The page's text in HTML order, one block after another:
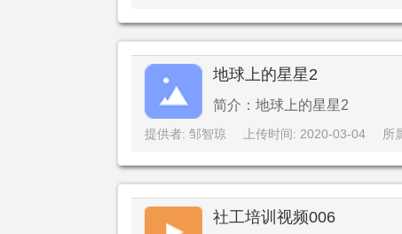
地球上的星星2
简介：地球上的星星2
提供者: 邹智琼 上传时间: 2020-03-04 所
社工培训视频006